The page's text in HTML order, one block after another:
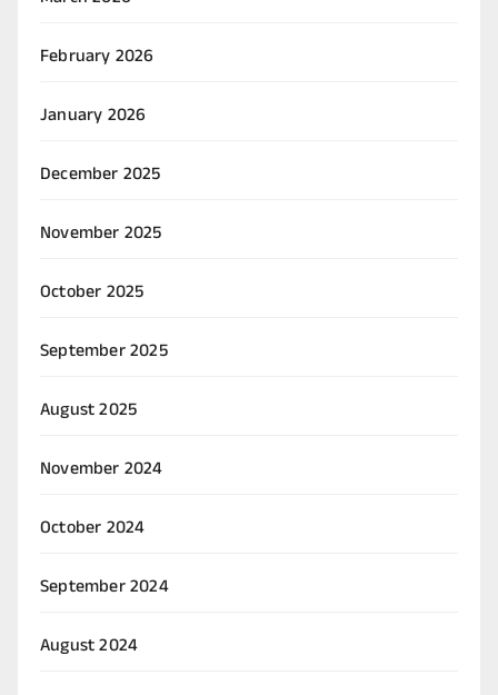
February 2026
January 2026
December 2025
November 2025
October 2025
September 2025
August 2025
November 2024
October 2024
September 2024
August 2024